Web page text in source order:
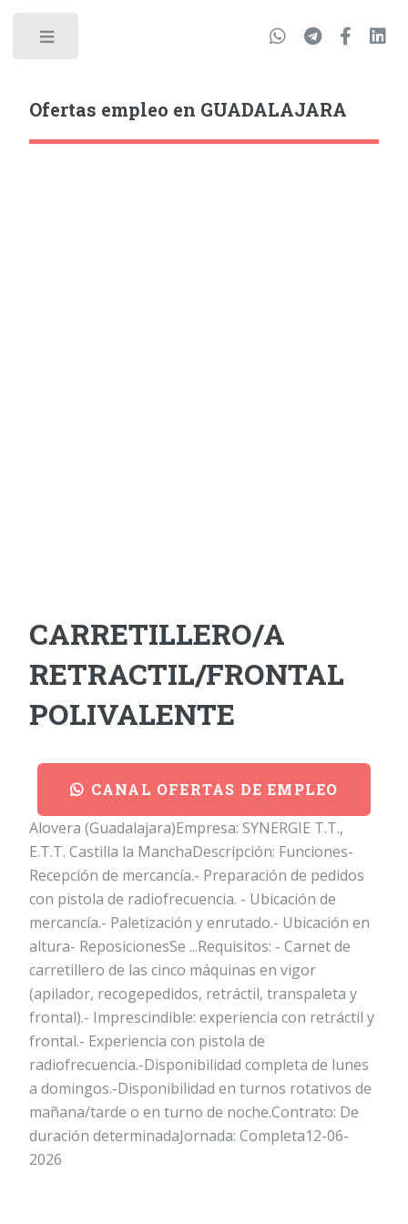
Ofertas empleo en GUADALAJARA
CARRETILLERO/A
RETRACTIL/FRONTAL
POLIVALENTE
CANAL OFERTAS DE EMPLEO
Alovera (Guadalajara)Empresa: SYNERGIE T.T.,
E.T.T. Castilla la ManchaDescripción: Funciones-
Recepción de mercancía.- Preparación de pedidos
con pistola de radiofrecuencia. - Ubicación de
mercancía.- Paletización y enrutado.- Ubicación en
altura- ReposicionesSe ...Requisitos: - Carnet de
carretillero de las cinco máquinas en vigor
(apilador, recogepedidos, retráctil, transpaleta y
frontal).- Imprescindible: experiencia con retráctil y
frontal.- Experiencia con pistola de
radiofrecuencia.-Disponibilidad completa de lunes
a domingos.-Disponibilidad en turnos rotativos de
mañana/tarde o en turno de noche.Contrato: De
duración determinadaJornada: Completa12-06-
2026